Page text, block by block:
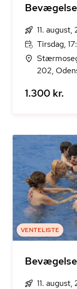
11. august,
Tirsdag,
202,
1.300 kr.
VENTELISTE
11. august,